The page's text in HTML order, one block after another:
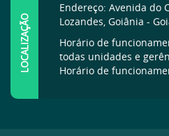
LOCALIZAÇÃO
Endereço: Avenida do
Lozandes, Goiânia -
Horário de
todas unidades e
Horário de